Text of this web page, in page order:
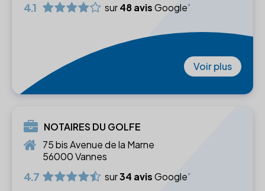
4.1 sur48 avisGoogle
Voir plus
NOTAIRES DU GOLFE
75 bis Avenue de la Marne
56000 Vannes
4.7 sur34 avisGoogle